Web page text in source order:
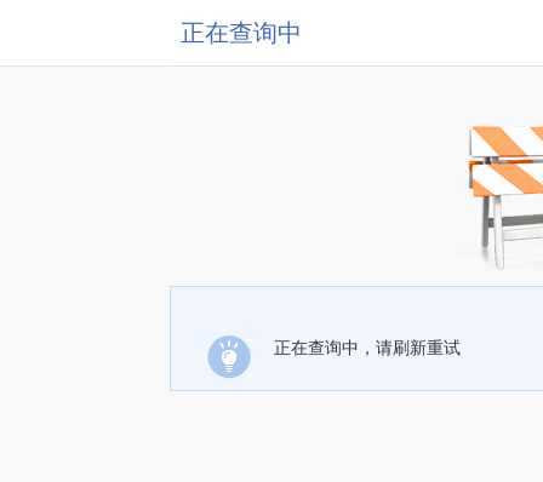
正在查询中
正在查询中，请刷新重试